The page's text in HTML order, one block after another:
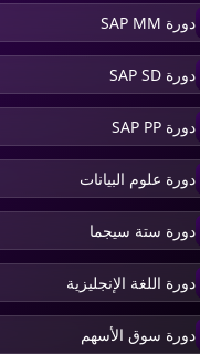
دورة SAP MM
دورة SAP SD
دورة SAP PP
دورة علوم البيانات
دورة ستة سيجما
دورة اللغة الإنجليزية
دورة سوق الأسهم